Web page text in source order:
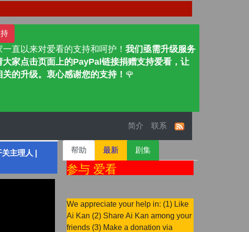
一直以来对爱看的支持和呵护！ 我们亟需升级服务
家点击页面上的PayPal链接捐赠支持爱看，让
的升级。衷心感谢您的支持！ 🌹
简介 联系
主理人 |
帮助 最新 剧集
参与 爱看
We appreciate your help in: (1) Like
Ai Kan (2) Share Ai Kan among your
friends (3) Make a donation via